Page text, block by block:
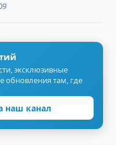
эксклюзивные
обновления там, где
наш канал